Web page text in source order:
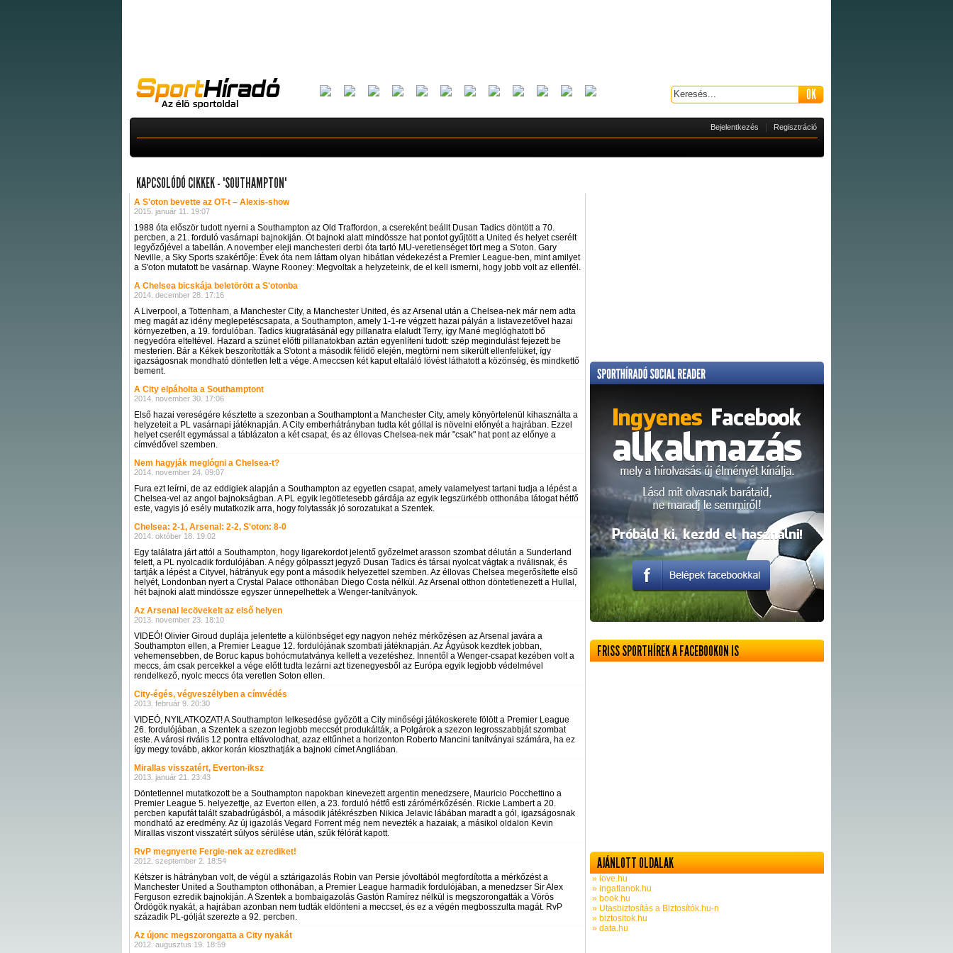
Bejelentkezés Regisztráció
KAPCSOLÓDÓ CIKKEK - "SOUTHAMPTON"
A S'oton bevette az OT-t – Alexis-show
2015. január 11. 19:07
1988 óta először tudott nyerni a Southampton az Old Traffordon, a csereként beállt Dusan Tadics döntött a 70.
percben, a 21. forduló vasárnapi bajnokiján. Öt bajnoki alatt mindössze hat pontot gyűjtött a United és helyet cserélt
legyőzőjével a tabellán. A november eleji manchesteri derbi óta tartó MU-veretlenséget tört meg a S'oton. Gary
Neville, a Sky Sports szakértője: Évek óta nem láttam olyan hibátlan védekezést a Premier League-ben, mint amilyet
a S'oton mutatott be vasárnap. Wayne Rooney: Megvoltak a helyzeteink, de el kell ismerni, hogy jobb volt az ellenfél.
A Chelsea bicskája beletörött a S'otonba
2014. december 28. 17:16
A Liverpool, a Tottenham, a Manchester City, a Manchester United, és az Arsenal után a Chelsea-nek már nem adta
meg magát az idény meglepetéscsapata, a Southampton, amely 1-1-re végzett hazai pályán a listavezetővel hazai
környezetben, a 19. fordulóban. Tadics kiugratásánál egy pillanatra elaludt Terry, így Mané meglóghatott bő
negyedóra elteltével. Hazard a szünet előtti pillanatokban aztán egyenlíteni tudott: szép megindulást fejezett be
mesterien. Bár a Kékek beszorították a S'otont a második félidő elején, megtörni nem sikerült ellenfelüket, így
igazságosnak mondható döntetlen lett a vége. A meccsen két kaput eltaláló lövést láthatott a közönség, és mindkettő
bement.
A City elpáholta a Southamptont
2014. november 30. 17:06
Első hazai vereségére késztette a szezonban a Southamptont a Manchester City, amely könyörtelenül kihasználta a
helyzeteit a PL vasárnapi játéknapján. A City emberhátrányban tudta két góllal is növelni előnyét a hajrában. Ezzel
helyet cserélt egymással a táblázaton a két csapat, és az éllovas Chelsea-nek már "csak" hat pont az előnye a
címvédővel szemben.
Nem hagyják meglógni a Chelsea-t?
2014. november 24. 09:07
Fura ezt leírni, de az eddigiek alapján a Southampton az egyetlen csapat, amely valamelyest tartani tudja a lépést a
Chelsea-vel az angol bajnokságban. A PL egyik legötletesebb gárdája az egyik legszürkébb otthonába látogat hétfő
este, vagyis jó esély mutatkozik arra, hogy folytassák jó sorozatukat a Szentek.
Chelsea: 2-1, Arsenal: 2-2, S'oton: 8-0
2014. október 18. 19:02
Egy találatra járt attól a Southampton, hogy ligarekordot jelentő győzelmet arasson szombat délután a Sunderland
felett, a PL nyolcadik fordulójában. A négy gólpasszt jegyző Dusan Tadics és társai nyolcat vágtak a riválisnak, és
tartják a lépést a Cityvel, hátrányuk egy pont a második helyezettel szemben. Az éllovas Chelsea megerősítette első
helyét, Londonban nyert a Crystal Palace otthonában Diego Costa nélkül. Az Arsenal otthon döntetlenezett a Hullal,
hét bajnoki alatt mindössze egyszer ünnepelhettek a Wenger-tanítványok.
Az Arsenal lecövekelt az első helyen
2013. november 23. 18:10
VIDEÓ! Olivier Giroud duplája jelentette a különbséget egy nagyon nehéz mérkőzésen az Arsenal javára a
Southampton ellen, a Premier League 12. fordulójának szombati játéknapján. Az Ágyúsok kezdtek jobban,
vehemensebben, de Boruc kapus bohócmutatványa kellett a vezetéshez. Innentől a Wenger-csapat kezében volt a
meccs, ám csak percekkel a vége előtt tudta lezárni azt tizenegyesből az Európa egyik legjobb védelmével
rendelkező, nyolc meccs óta veretlen Soton ellen.
City-égés, végveszélyben a címvédés
2013. február 9. 20:30
VIDEÓ, NYILATKOZAT! A Southampton lelkesedése győzött a City minőségi játékoskerete fölött a Premier League
26. fordulójában, a Szentek a szezon legjobb meccsét produkálták, a Polgárok a szezon legrosszabbját szombat
este. A városi rivális 12 pontra eltávolodhat, azaz eltűnhet a horizonton Roberto Mancini tanítványai számára, ha ez
így megy tovább, akkor korán kioszthatják a bajnoki címet Angliában.
Mirallas visszatért, Everton-iksz
2013. január 21. 23:43
Döntetlennel mutatkozott be a Southampton napokban kinevezett argentin menedzsere, Mauricio Pocchettino a
Premier League 5. helyezettje, az Everton ellen, a 23. forduló hétfő esti zárómérkőzésén. Rickie Lambert a 20.
percben kapufát talált szabadrúgásból, a második játékrészben Nikica Jelavic lábában maradt a gól, igazságosnak
mondható az eredmény. Az új igazolás Vegard Forrent még nem nevezték a hazaiak, a másikol oldalon Kevin
Mirallas viszont visszatért súlyos sérülése után, szűk félórát kapott.
RvP megnyerte Fergie-nek az ezrediket!
2012. szeptember 2. 18:54
Kétszer is hátrányban volt, de végül a sztárigazolás Robin van Persie jóvoltából megfordította a mérkőzést a
Manchester United a Southampton otthonában, a Premier League harmadik fordulójában, a menedzser Sir Alex
Ferguson ezredik bajnokiján. A Szentek a bombaigazolás Gastón Ramírez nélkül is megszorongatták a Vörös
Ördögök nyakát, a hajrában azonban nem tudták eldönteni a meccset, és ez a végén megbosszulta magát. RvP
századik PL-gólját szerezte a 92. percben.
Az újonc megszorongatta a City nyakát
2012. augusztus 19. 18:59
FRISS SPORTHÍREK A FACEBOOKON IS
AJÁNLOTT OLDALAK
» love.hu
» ingatlanok.hu
» book.hu
» Utasbiztosítás a Biztosítók.hu-n
» biztositok.hu
» data.hu